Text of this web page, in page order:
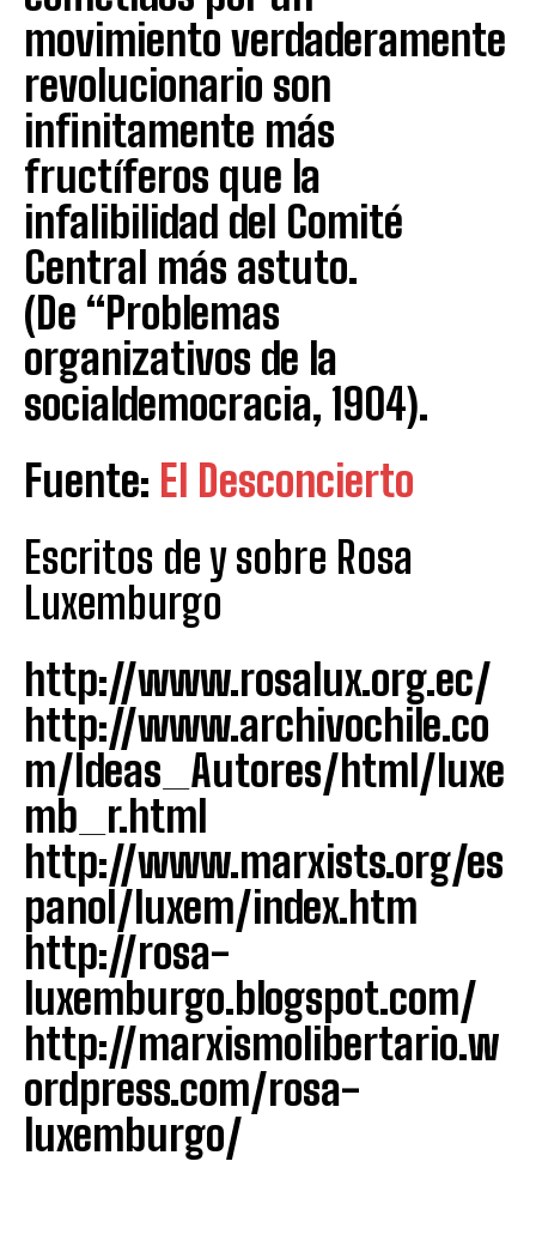
movimiento verdaderamente
revolucionario son
infinitamente más
fructíferos que la
infalibilidad del Comité
Central más astuto.
(De “Problemas
organizativos de la
socialdemocracia, 1904).
Fuente: El Desconcierto
Escritos de y sobre Rosa
Luxemburgo
http://www.rosalux.org.ec/
http://www.archivochile.co
m/Ideas_Autores/html/luxe
mb_r.html
http://www.marxists.org/es
panol/luxem/index.htm
http://rosa-
luxemburgo.blogspot.com/
http://marxismolibertario.w
ordpress.com/rosa-
luxemburgo/